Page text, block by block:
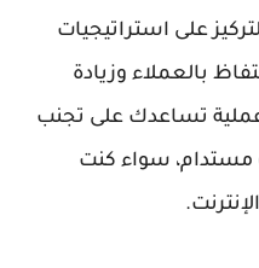
على استراتيجيات
بالعملاء وزيادة
تساعدك على تجنب
مستدام، سواء كنت